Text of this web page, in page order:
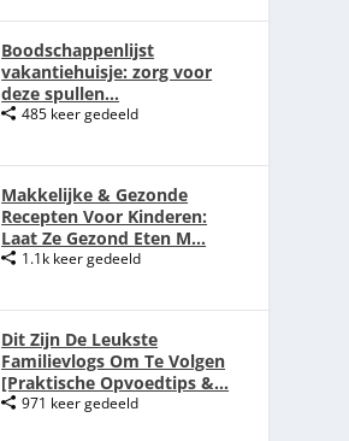
Boodschappenlijst
vakantiehuisje: zorg voor
deze spullen...
485 keer gedeeld
Makkelijke & Gezonde
Recepten Voor Kinderen:
Laat Ze Gezond Eten M...
1.1k keer gedeeld
Dit Zijn De Leukste
Familievlogs Om Te Volgen
[Praktische Opvoedtips &...
971 keer gedeeld